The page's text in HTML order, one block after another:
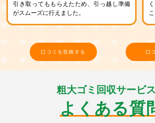
引き取ってももらえたため、引っ越し準備
がスムーズに行えました。
口コミを投稿する 口
粗大ゴミ回収サービ
よくある質